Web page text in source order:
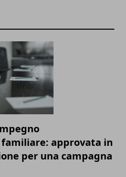
approvata in
per una campagna